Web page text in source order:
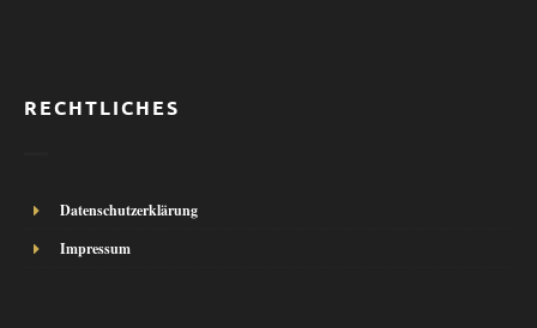
RECHTLICHES
Datenschutzerklärung
Impressum